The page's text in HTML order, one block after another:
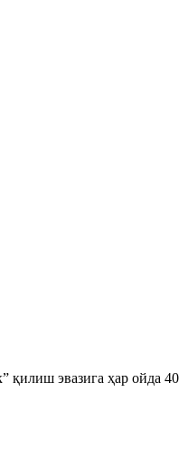
қилиш эвазига ҳар ойда